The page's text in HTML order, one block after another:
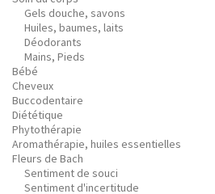
Gels douche, savons
Huiles, baumes, laits
Déodorants
Mains, Pieds
Bébé
Cheveux
Buccodentaire
Diététique
Phytothérapie
Aromathérapie, huiles essentielles
Fleurs de Bach
Sentiment de souci
Sentiment d'incertitude